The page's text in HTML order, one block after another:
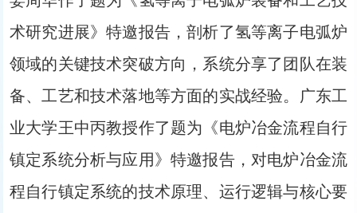
术研究进展》特邀报告，剖析了氢等离子电弧炉
领域的关键技术突破方向，系统分享了团队在装
备、工艺和技术落地等方面的实战经验。广东工
业大学王中丙教授作了题为《电炉冶金流程自行
镇定系统分析与应用》特邀报告，对电炉冶金流
程自行镇定系统的技术原理、运行逻辑与核心要